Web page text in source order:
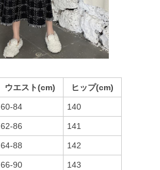
ウエスト(cm) ヒップ(cm)
60-84 140
62-86 141
64-88 142
66-90 143